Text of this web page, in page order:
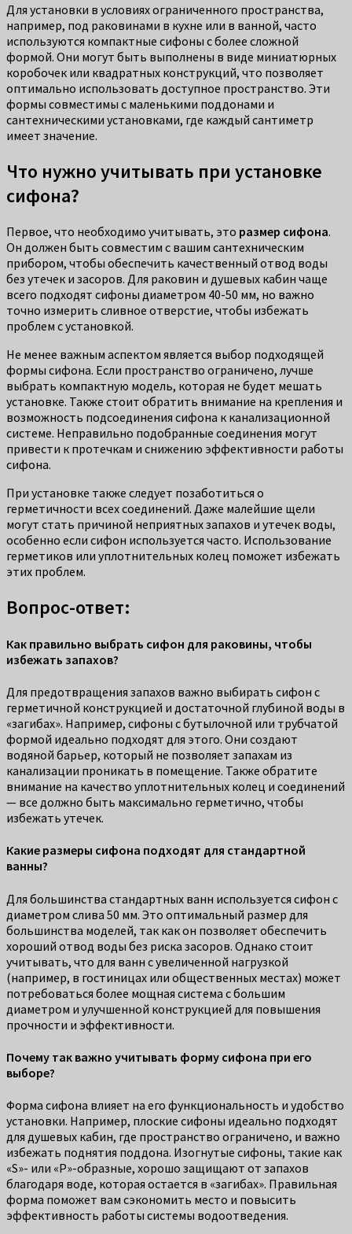
Для установки в условиях ограниченного пространства,
например, под раковинами в кухне или в ванной, часто
используются компактные сифоны с более сложной
формой. Они могут быть выполнены в виде миниатюрных
коробочек или квадратных конструкций, что позволяет
оптимально использовать доступное пространство. Эти
формы совместимы с маленькими поддонами и
сантехническими установками, где каждый сантиметр
имеет значение.
Что нужно учитывать при установке
сифона?
Первое, что необходимо учитывать, это размер сифона.
Он должен быть совместим с вашим сантехническим
прибором, чтобы обеспечить качественный отвод воды
без утечек и засоров. Для раковин и душевых кабин чаще
всего подходят сифоны диаметром 40-50 мм, но важно
точно измерить сливное отверстие, чтобы избежать
проблем с установкой.
Не менее важным аспектом является выбор подходящей
формы сифона. Если пространство ограничено, лучше
выбрать компактную модель, которая не будет мешать
установке. Также стоит обратить внимание на крепления и
возможность подсоединения сифона к канализационной
системе. Неправильно подобранные соединения могут
привести к протечкам и снижению эффективности работы
сифона.
При установке также следует позаботиться о
герметичности всех соединений. Даже малейшие щели
могут стать причиной неприятных запахов и утечек воды,
особенно если сифон используется часто. Использование
герметиков или уплотнительных колец поможет избежать
этих проблем.
Вопрос-ответ:
Как правильно выбрать сифон для раковины, чтобы
избежать запахов?
Для предотвращения запахов важно выбирать сифон с
герметичной конструкцией и достаточной глубиной воды в
«загибах». Например, сифоны с бутылочной или трубчатой
формой идеально подходят для этого. Они создают
водяной барьер, который не позволяет запахам из
канализации проникать в помещение. Также обратите
внимание на качество уплотнительных колец и соединений
— все должно быть максимально герметично, чтобы
избежать утечек.
Какие размеры сифона подходят для стандартной
ванны?
Для большинства стандартных ванн используется сифон с
диаметром слива 50 мм. Это оптимальный размер для
большинства моделей, так как он позволяет обеспечить
хороший отвод воды без риска засоров. Однако стоит
учитывать, что для ванн с увеличенной нагрузкой
(например, в гостиницах или общественных местах) может
потребоваться более мощная система с большим
диаметром и улучшенной конструкцией для повышения
прочности и эффективности.
Почему так важно учитывать форму сифона при его
выборе?
Форма сифона влияет на его функциональность и удобство
установки. Например, плоские сифоны идеально подходят
для душевых кабин, где пространство ограничено, и важно
избежать поднятия поддона. Изогнутые сифоны, такие как
«S»- или «P»-образные, хорошо защищают от запахов
благодаря воде, которая остается в «загибах». Правильная
форма поможет вам сэкономить место и повысить
эффективность работы системы водоотведения.